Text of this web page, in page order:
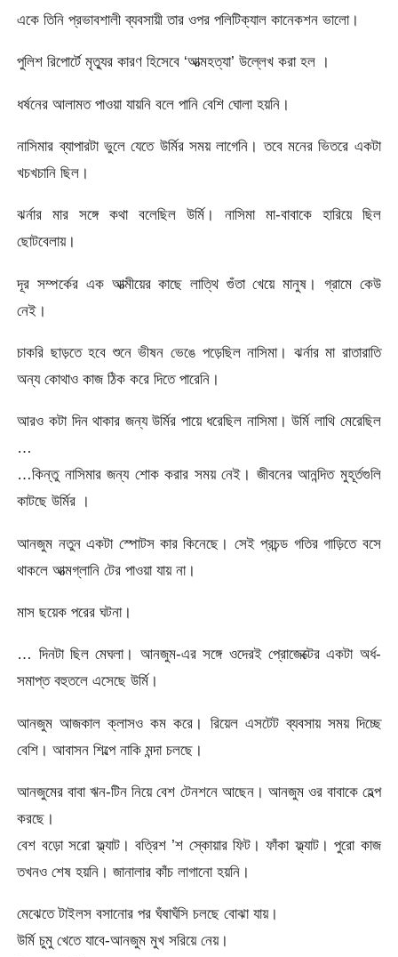
একে তিনি প্রভাবশালী ব্যবসায়ী তার ওপর পলিটিক্যাল কানেকশন ভালো।
পুলিশ রিপোর্টে মৃত্যুর কারণ হিসেবে ‘আত্মহত্যা’ উল্লেখ করা হল ।
ধর্ষনের আলামত পাওয়া যায়নি বলে পানি বেশি ঘোলা হয়নি।
নাসিমার ব্যাপারটা ভুলে যেতে উর্মির সময় লাগেনি। তবে মনের ভিতরে একটা
খচখচানি ছিল।
ঝর্নার মার সঙ্গে কথা বলেছিল উর্মি। নাসিমা মা-বাবাকে হারিয়ে ছিল
ছোটবেলায়।
দূর সম্পর্কের এক আত্মীয়ের কাছে লাত্থি গুঁতা খেয়ে মানুষ। গ্রামে কেউ
নেই।
চাকরি ছাড়তে হবে শুনে ভীষন ভেঙে পড়েছিল নাসিমা। ঝর্নার মা রাতারাতি
অন্য কোথাও কাজ ঠিক করে দিতে পারেনি।
আরও কটা দিন থাকার জন্য উর্মির পায়ে ধরেছিল নাসিমা। উর্মি লাথি মেরেছিল
…
…কিন্তু নাসিমার জন্য শোক করার সময় নেই। জীবনের আনন্দিত মুহূর্তগুলি
কাটছে উর্মির ।
আনজুম নতুন একটা স্পোটস কার কিনেছে। সেই প্রচন্ড গতির গাড়িতে বসে
থাকলে আত্মগ্লানি টের পাওয়া যায় না।
মাস ছয়েক পরের ঘটনা।
… দিনটা ছিল মেঘলা। আনজুম-এর সঙ্গে ওদেরই প্রোজেক্টের একটা অর্ধ-
সমাপ্ত বহুতলে এসেছে উর্মি।
আনজুম আজকাল ক্লাসও কম করে। রিয়েল এসটেট ব্যবসায় সময় দিচ্ছে
বেশি। আবাসন শিল্পে নাকি মন্দা চলছে।
আনজুমের বাবা ঋন-টিন নিয়ে বেশ টেনশনে আছেন। আনজুম ওর বাবাকে হেল্প
করছে।
বেশ বড়ো সরো ফ্ল্যাট। বত্রিশ ’শ স্কোয়ার ফিট। ফাঁকা ফ্ল্যাট। পুরো কাজ
তখনও শেষ হয়নি। জানালার কাঁচ লাগানো হয়নি।
মেঝেতে টাইলস বসানোর পর ঘঁষাঘঁসি চলছে বোঝা যায়।
উর্মি চুমু খেতে যাবে-আনজুম মুখ সরিয়ে নেয়।